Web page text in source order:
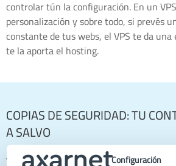
controlar tún la configuración. En un
personalización y sobre todo, si prevés
constante de tus webs, el VPS te da
te la aporta el hosting.
COPIAS DE SEGURIDAD: TU
A SALVO
Configuración